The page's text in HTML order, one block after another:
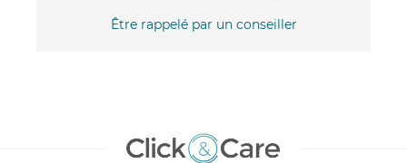
Être rappelé par un conseiller